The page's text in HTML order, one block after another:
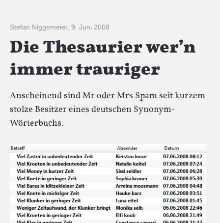
Stefan Niggemeier, 9. Juni 2008
Die Thesaurier wer’n
immer trauriger
Anscheinend sind Mr oder Mrs Spam seit kurzem
stolze Besitzer eines deutschen Synonym-
Wörterbuchs.